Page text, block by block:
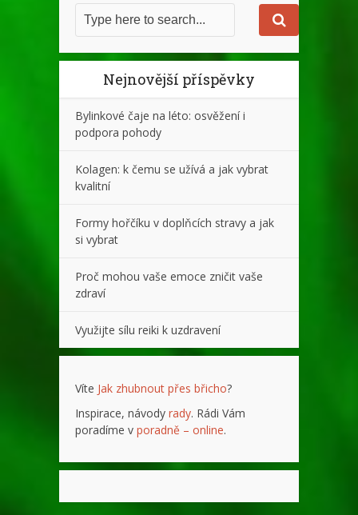
Nejnovější příspěvky
Bylinkové čaje na léto: osvěžení i
podpora pohody
Kolagen: k čemu se užívá a jak vybrat
kvalitní
Formy hořčíku v doplňcích stravy a jak
si vybrat
Proč mohou vaše emoce zničit vaše
zdraví
Využijte sílu reiki k uzdravení
Víte Jak zhubnout přes břicho?
Inspirace, návody rady. Rádi Vám
poradíme v poradně – online.